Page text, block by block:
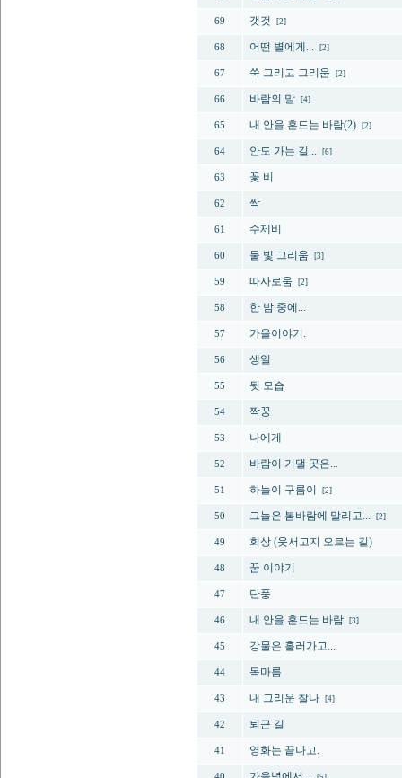
69 갯것 [2]
68 어떤 별에게... [2]
67 쑥 그리고 그리움 [2]
66 바람의 말 [4]
65 내 안을 흔드는 바람(2) [2]
64 안도 가는 길... [6]
63 꽃 비
62 싹
61 수제비
60 물 빛 그리움 [3]
59 따사로움 [2]
58 한 밤 중에...
57 가을이야기.
56 생일
55 뒷 모습
54 짝꿍
53 나에게
52 바람이 기댈 곳은...
51 하늘이 구름이 [2]
50 그늘은 봄바람에 말리고... [2]
49 회상 (웃서고지 오르는 길)
48 꿈 이야기
47 단풍
46 내 안을 흔드는 바람 [3]
45 강물은 흘러가고...
44 목마름
43 내 그리운 찰나 [4]
42 퇴근 길
41 영화는 끝나고.